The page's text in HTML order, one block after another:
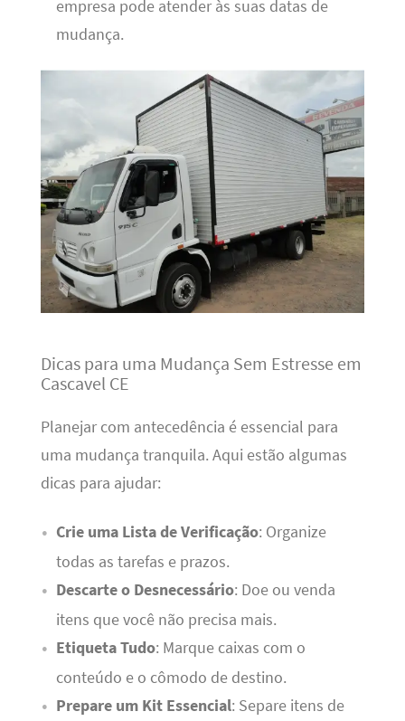
empresa pode atender às suas datas de
mudança.
Dicas para uma Mudança Sem Estresse em
Cascavel CE
Planejar com antecedência é essencial para
uma mudança tranquila. Aqui estão algumas
dicas para ajudar:
Crie uma Lista de Verificação: Organize
todas as tarefas e prazos.
Descarte o Desnecessário: Doe ou venda
itens que você não precisa mais.
Etiqueta Tudo: Marque caixas com o
conteúdo e o cômodo de destino.
Prepare um Kit Essencial: Separe itens de